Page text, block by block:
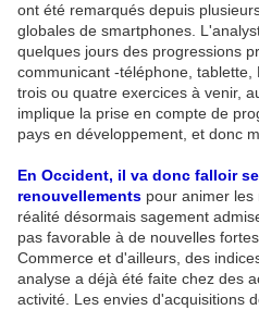
ont été remarqués depuis
globales de smartphones.
quelques jours des progressions
communicant -téléphone,
trois ou quatre exercices à venir,
implique la prise en compte de
pays en développement, et donc
En Occident, il va donc falloir
renouvellements pour animer les
réalité désormais sagement
pas favorable à de nouvelles
Commerce et d'ailleurs, des
analyse a déjà été faite chez des
activité. Les envies d'acquisitions